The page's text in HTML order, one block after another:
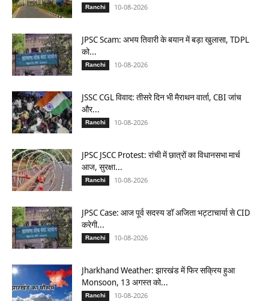
Ranchi 10-08-2026
JPSC Scam: अभय तिवारी के बयान में बड़ा खुलासा, TDPL
को...
Ranchi 10-08-2026
JSSC CGL विवाद: तीसरे दिन भी मैराथन वार्ता, CBI जांच
और...
Ranchi 10-08-2026
JPSC JSCC Protest: रांची में छात्रों का विधानसभा मार्च
आज, सुरक्षा...
Ranchi 10-08-2026
JPSC Case: आज पूर्व सदस्य डॉ अजिता भट्टाचार्या से CID
करेगी...
Ranchi 10-08-2026
Jharkhand Weather: झारखंड में फिर सक्रिय हुआ
Monsoon, 13 अगस्त को...
Ranchi 10-08-2026